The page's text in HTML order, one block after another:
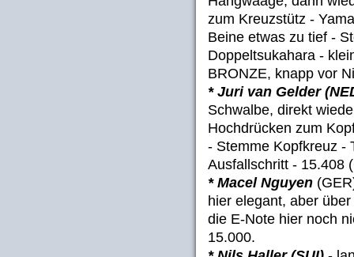
zum Kreuzstütz -
Beine etwas zu tief -
Doppeltsukahara -
BRONZE, knapp vor
* Juri van Gelder
Schwalbe, direkt
Hochdrücken zum
- Stemme Kopfkreuz -
Ausfallschritt - 15.408
* Macel Nguyen
hier elegant, aber
die E-Note hier noch
15.000.